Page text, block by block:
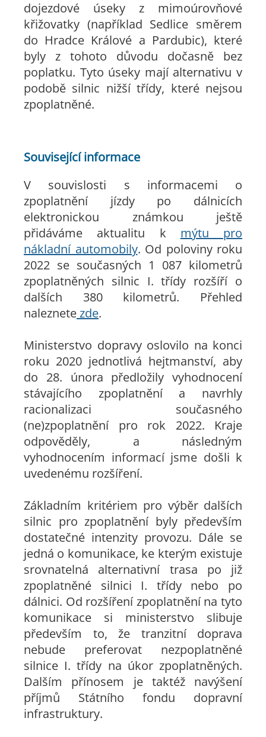
dojezdové úseky z mimoúrovňové
křižovatky (například Sedlice směrem
do Hradce Králové a Pardubic), které
byly z tohoto důvodu dočasně bez
poplatku. Tyto úseky mají alternativu v
podobě silnic nižší třídy, které nejsou
zpoplatněné.
Související informace
V souvislosti s informacemi o
zpoplatnění jízdy po dálnicích
elektronickou známkou ještě
přidáváme aktualitu k mýtu pro
nákladní automobily. Od poloviny roku
2022 se současných 1 087 kilometrů
zpoplatněných silnic I. třídy rozšíří o
dalších 380 kilometrů. Přehled
naleznetezde.
Ministerstvo dopravy oslovilo na konci
roku 2020 jednotlivá hejtmanství, aby
do 28. února předložily vyhodnocení
stávajícího zpoplatnění a navrhly
racionalizaci současného
(ne)zpoplatnění pro rok 2022. Kraje
odpověděly, a následným
vyhodnocením informací jsme došli k
uvedenému rozšíření.
Základním kritériem pro výběr dalších
silnic pro zpoplatnění byly především
dostatečné intenzity provozu. Dále se
jedná o komunikace, ke kterým existuje
srovnatelná alternativní trasa po již
zpoplatněné silnici I. třídy nebo po
dálnici. Od rozšíření zpoplatnění na tyto
komunikace si ministerstvo slibuje
především to, že tranzitní doprava
nebude preferovat nezpoplatněné
silnice I. třídy na úkor zpoplatněných.
Dalším přínosem je taktéž navýšení
příjmů Státního fondu dopravní
infrastruktury.